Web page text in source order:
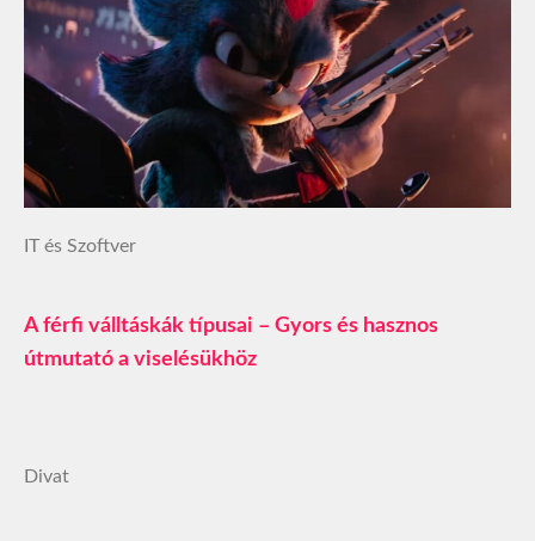
IT és Szoftver
A férfi válltáskák típusai – Gyors és hasznos
útmutató a viselésükhöz
Divat